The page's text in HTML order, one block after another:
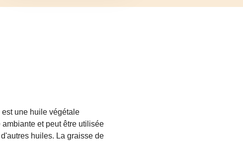
une huile végétale
et peut être utilisée
huiles. La graisse de